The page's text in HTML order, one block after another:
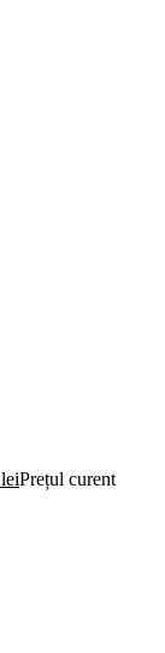
leiPrețul curent